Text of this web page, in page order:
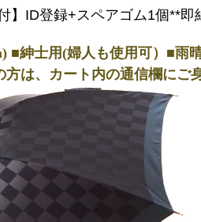
】ID登録+スペアゴム1個**即
■紳士用(婦人も使用可）■雨
は、カート内の通信欄にご